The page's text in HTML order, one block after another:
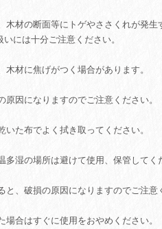
木材の断面等にトゲやささくれが発生
には十分ご注意ください。
材に焦げがつく場合があります。
因になりますのでご注意ください。
た布でよく拭き取ってください。
湿の場所は避けて使用、保管してく
、破損の原因になりますのでご注意
合はすぐに使用をおやめください。